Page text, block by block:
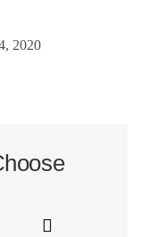
2020